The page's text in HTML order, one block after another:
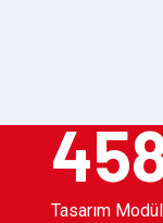
Tasarım